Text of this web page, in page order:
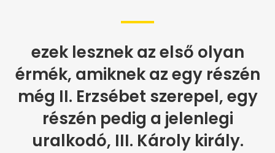
ezek lesznek az első olyan
érmék, amiknek az egy részén
még II. Erzsébet szerepel, egy
részén pedig a jelenlegi
uralkodó, III. Károly király.